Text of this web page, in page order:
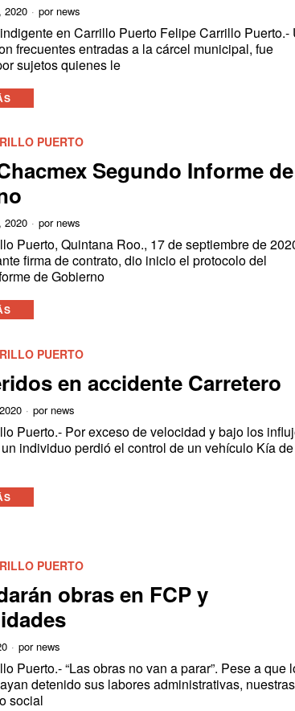
2020 por news
en Carrillo Puerto Felipe Carrillo Puerto.-
frecuentes entradas a la cárcel municipal, fue
sujetos quienes le
PUERTO
Segundo Informe de
2020 por news
Puerto, Quintana Roo., 17 de septiembre de
firma de contrato, dio inicio el protocolo del
de Gobierno
PUERTO
en accidente Carretero
por news
Puerto.- Por exceso de velocidad y bajo los
individuo perdió el control de un vehículo Kía de
PUERTO
obras en FCP y
por news
Puerto.- “Las obras no van a parar”. Pese a que
detenido sus labores administrativas, nuestras
social